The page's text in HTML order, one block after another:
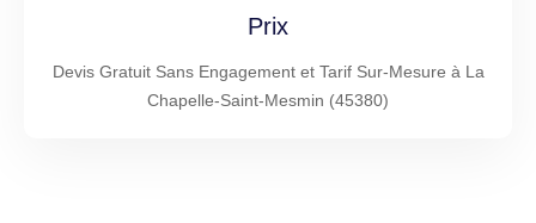
Prix
Devis Gratuit Sans Engagement et Tarif Sur-Mesure à La
Chapelle-Saint-Mesmin (45380)